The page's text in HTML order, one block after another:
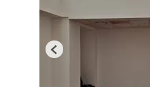
Previous